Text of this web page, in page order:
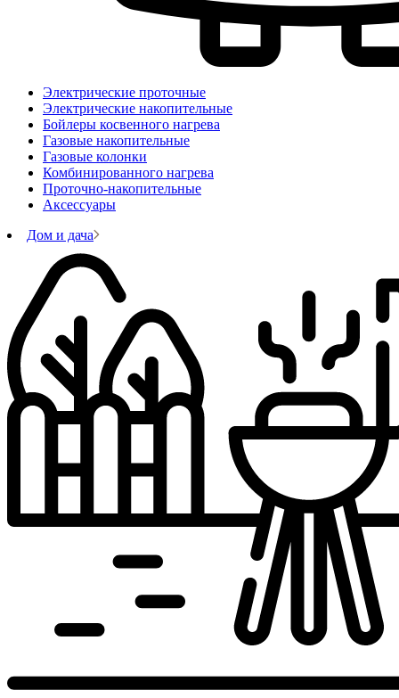
Электрические проточные
Электрические накопительные
Бойлеры косвенного нагрева
Газовые накопительные
Газовые колонки
Комбинированного нагрева
Проточно-накопительные
Аксессуары
Дом и дача